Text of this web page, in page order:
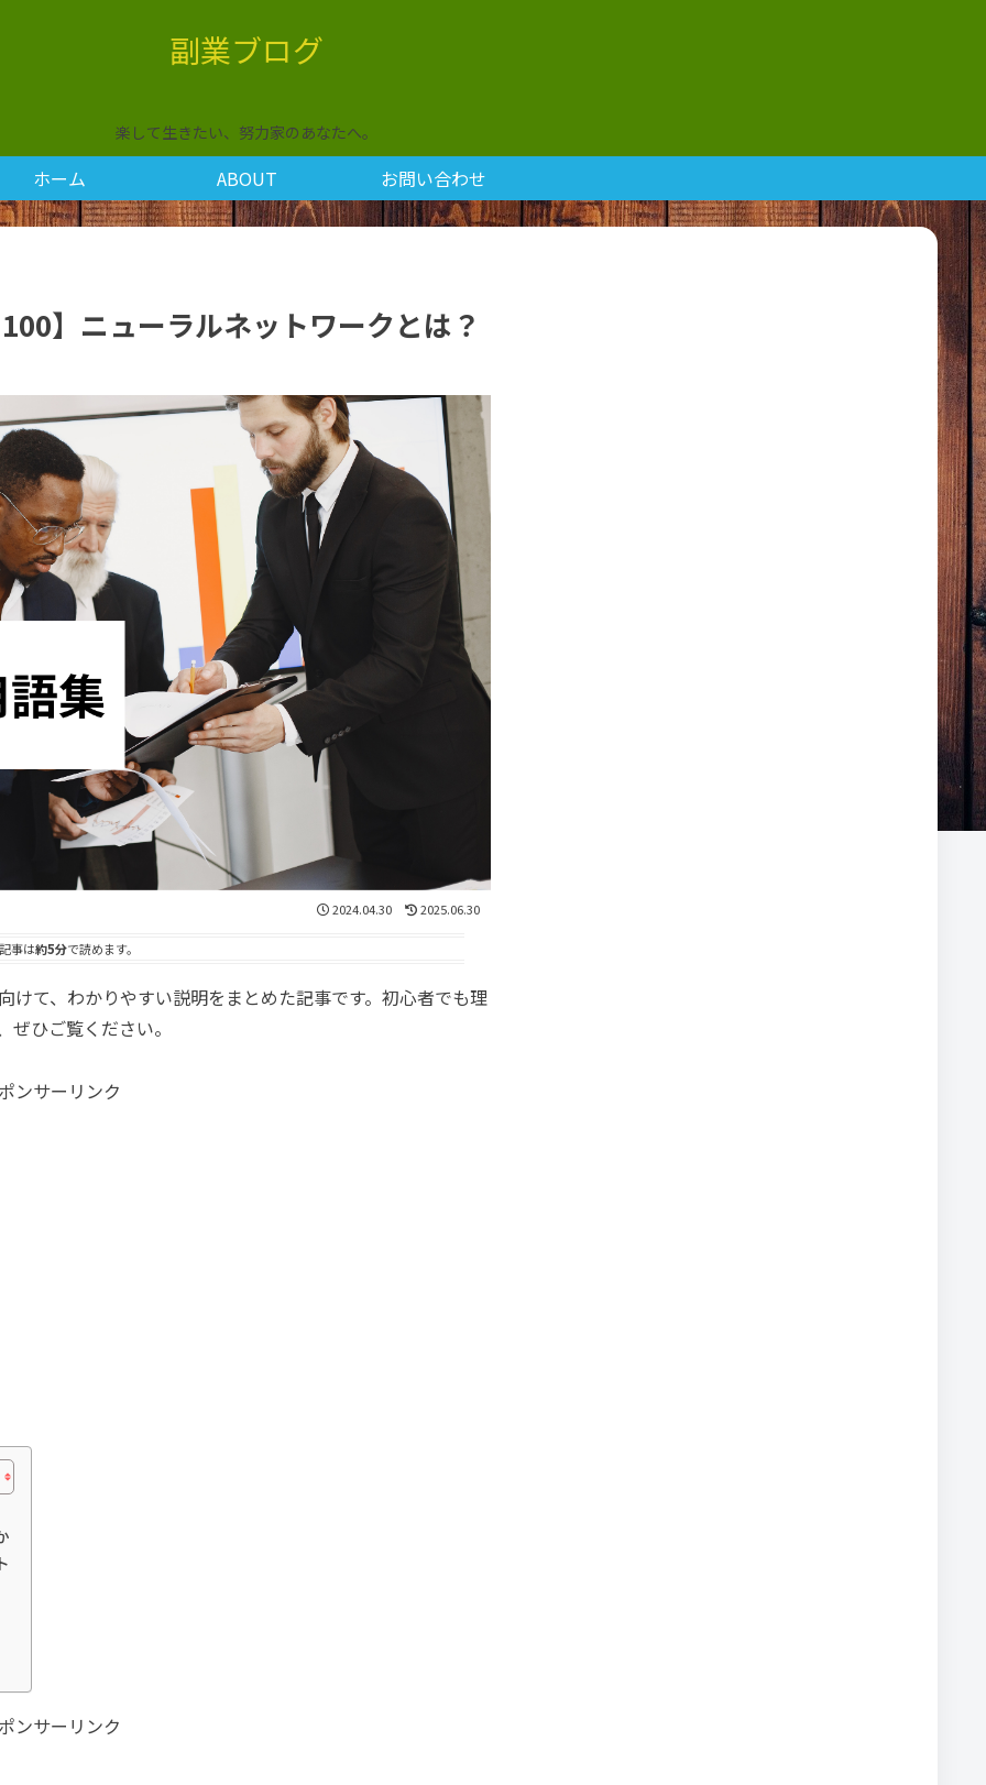
副業ブログ
楽して生きたい、努力家のあなたへ。
ホーム ABOUT お問い合わせ
】ニューラルネットワークとは？
2024.04.30 2025.06.30
事は約5分で読めます。
て、わかりやすい説明をまとめた記事です。初心者でも理
ひご覧ください。
ンサーリンク
ンサーリンク